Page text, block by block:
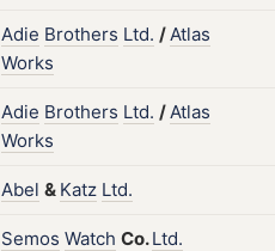
Adie Brothers Ltd. /Atlas
Works
Adie Brothers Ltd. /Atlas
Works
Abel & Katz Ltd.
Semos Watch Co.Ltd.